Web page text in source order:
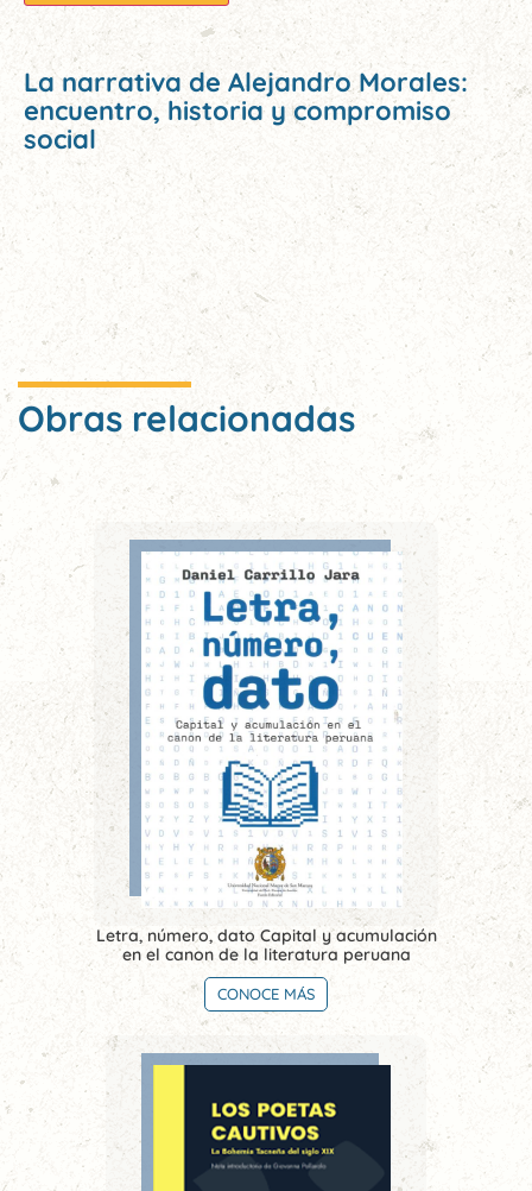
La narrativa de Alejandro Morales:
encuentro, historia y compromiso
social
Obras relacionadas
Letra, número, dato Capital y acumulación
en el canon de la literatura peruana
CONOCE MÁS